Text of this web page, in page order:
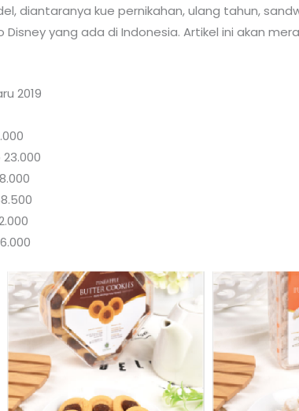
diantaranya kue pernikahan, ulang tahun,
Disney yang ada di Indonesia. Artikel ini akan
2019